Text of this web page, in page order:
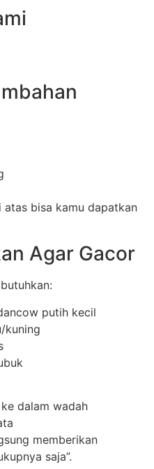
atas bisa kamu dapatkan
Agar Gacor
putih kecil
kuning
dalam wadah
memberikan
saja”.